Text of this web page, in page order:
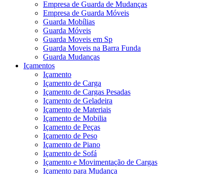
Empresa de Guarda de Mudanças
Empresa de Guarda Móveis
Guarda Mobílias
Guarda Móveis
Guarda Moveis em Sp
Guarda Moveis na Barra Funda
Guarda Mudanças
Içamentos
Içamento
Içamento de Carga
Içamento de Cargas Pesadas
Içamento de Geladeira
Içamento de Materiais
Içamento de Mobilia
Içamento de Peças
Içamento de Peso
Içamento de Piano
Içamento de Sofá
Içamento e Movimentação de Cargas
Içamento para Mudança